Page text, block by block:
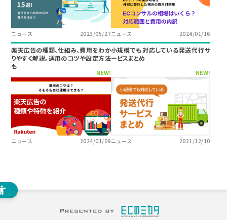
ニュース 2023/05/27ニュース 2024/01/16
楽天広告の種類、仕組み、費用をわか
りやすく解説。運用のコツや設定方法
も
NEW!
ニュース 2024/01/09
小規模でも対応している発送代行サ
ービスまとめ
NEW!
ニュース 2021/12/10